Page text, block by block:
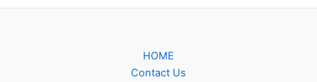
HOME
Contact Us